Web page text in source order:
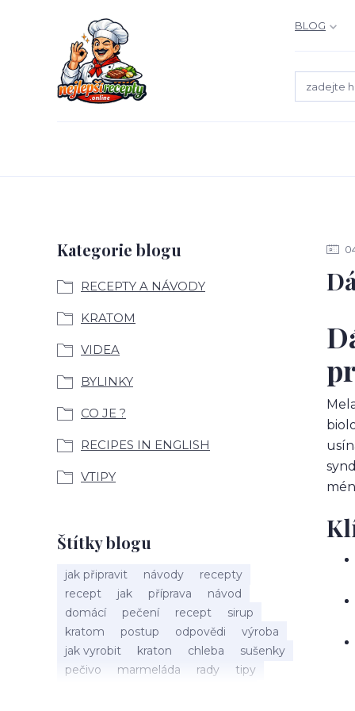
BLOG
Kategorie blogu
RECEPTY A NÁVODY
KRATOM
VIDEA
BYLINKY
CO JE ?
RECIPES IN ENGLISH
VTIPY
Štítky blogu
jak připravit návody
recepty
recept
jak příprava
návod
domácí
pečení recept
sirup
kratom
postup odpovědi
výroba
jak vyrobit
kraton chleba
sušenky
pečivo
marmeláda rady
tipy